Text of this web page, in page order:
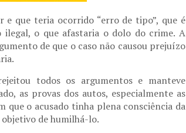
e que teria ocorrido “erro de tipo”, que é
o que afastaria o dolo do crime. A
de que o caso não causou prejuízo
todos os argumentos e manteve
as provas dos autos, especialmente as
o acusado tinha plena consciência da
de humilhá-lo.